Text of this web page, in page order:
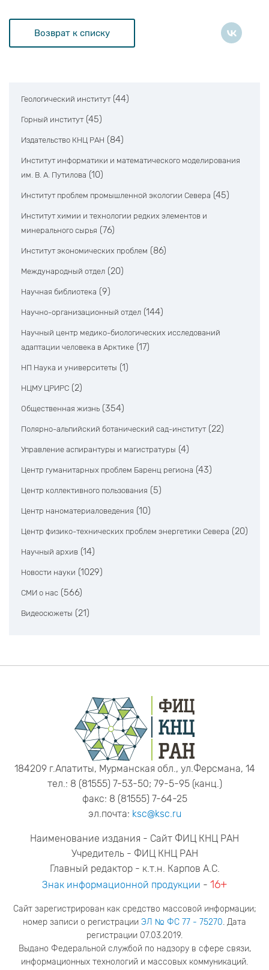
Возврат к списку
Геологический институт (44)
Горный институт (45)
Издательство КНЦ РАН (84)
Институт информатики и математического моделирования
им. В. А. Путилова (10)
Институт проблем промышленной экологии Севера (45)
Институт химии и технологии редких элементов и
минерального сырья (76)
Институт экономических проблем (86)
Международный отдел (20)
Научная библиотека (9)
Научно-организационный отдел (144)
Научный центр медико-биологических исследований
адаптации человека в Арктике (17)
НП Наука и университеты (1)
НЦМУ ЦРИРС (2)
Общественная жизнь (354)
Полярно-альпийский ботанический сад-институт (22)
Управление аспирантуры и магистратуры (4)
Центр гуманитарных проблем Баренц региона (43)
Центр коллективного пользования (5)
Центр наноматериаловедения (10)
Центр физико-технических проблем энергетики Севера (20)
Научный архив (14)
Новости науки (1029)
СМИ о нас (566)
Видеосюжеты (21)
184209 г.Апатиты, Мурманская обл., ул.Ферсмана, 14
тел.: 8 (81555) 7-53-50; 79-5-95 (канц.)
факс: 8 (81555) 7-64-25
эл.почта: ksc@ksc.ru
Наименование издания - Сайт ФИЦ КНЦ РАН
Учредитель - ФИЦ КНЦ РАН
Главный редактор - к.т.н. Карпов А.С.
Знак информационной продукции - 16+
Сайт зарегистрирован как средство массовой информации;
номер записи о регистрации ЭЛ № ФС 77 - 75270. Дата
регистрации 07.03.2019.
Выдано Федеральной службой по надзору в сфере связи,
информационных технологий и массовых коммуникаций.